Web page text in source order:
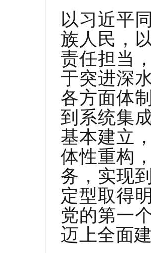
以习近平
族人民，
责任担当
于突进深
各方面体
到系统集
基本建立
体性重构
务，实现
定型取得
党的第一
迈上全面